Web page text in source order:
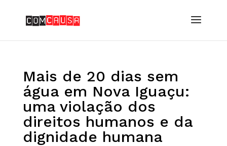
Mais de 20 dias sem
água em Nova Iguaçu:
uma violação dos
direitos humanos e da
dignidade humana